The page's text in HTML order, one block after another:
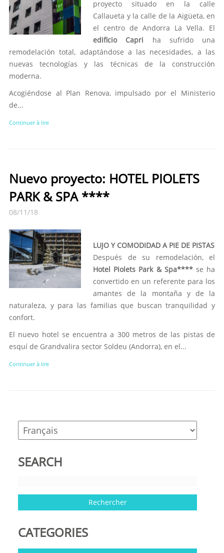
proyecto situado en la calle
Callaueta y la calle de la Aigüeta, en
el centro de Andorra La Vella. El
edificio Capri ha sufrido una
remodelación total, adaptándose a las necesidades, a las
nuevas tecnologías y las técnicas de la construcción
moderna.
Acogiéndose al Plan Renova, impulsado por el Ministerio
de...
Continuer à lire
Nuevo proyecto: HOTEL PIOLETS
PARK & SPA ****
08/11/18
LUJO Y COMODIDAD A PIE DE PISTAS
Después de su remodelación, el
Hotel Piolets Park & Spa****se ha
convertido en un referente para los
amantes de la montaña y de la
naturaleza, y para las familias que buscan tranquilidad y
confort.
El nuevo hotel se encuentra a 300 metros de las pistas de
esquí de Grandvalira sector Soldeu (Andorra), en el...
Continuer à lire
SEARCH
CATEGORIES